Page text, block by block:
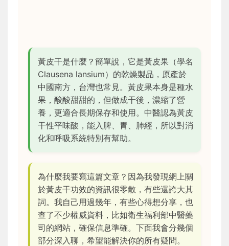
黃皮干是什麼？簡單說，它是黃皮果（學名
Clausena lansium）的乾燥製品，原產於
中國南方，台灣也常見。黃皮果本身是種水
果，酸酸甜甜的，但做成干後，濃縮了營
養，更適合長期保存和使用。中醫認為黃皮
干性平味酸，能入脾、胃、肺經，所以對消
化和呼吸系統特別有幫助。
為什麼我要寫這篇文章？因為我發現網上關
於黃皮干功效的資訊很零散，有些還誇大其
詞。我自己用過幾年，有些心得想分享，也
查了不少權威資料，比如衛生福利部中醫藥
司的網站，確保信息準確。下面我會分幾個
部分深入聊，希望能解決你的所有疑問。